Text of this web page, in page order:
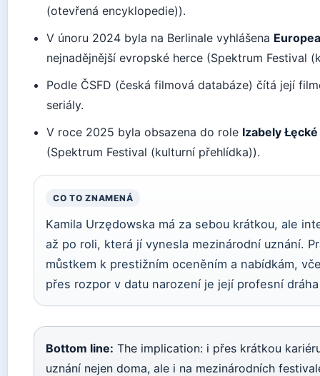
(otevřená encyklopedie)).
V únoru 2024 byla na Berlinale vyhlášena
nejnadějnější evropské herce (Spektrum Festival
Podle ČSFD (česká filmová databáze) čítá její
seriály.
V roce 2025 byla obsazena do role Izabely Łęcké
(Spektrum Festival (kulturní přehlídka)).
CO TO ZNAMENÁ
Kamila Urzędowska má za sebou krátkou, ale
až po roli, která jí vynesla mezinárodní uznání.
můstkem k prestižním oceněním a nabídkám,
přes rozpor v datu narození je její profesní
Bottom line: The implication: i přes krátkou
uznání nejen doma, ale i na mezinárodních